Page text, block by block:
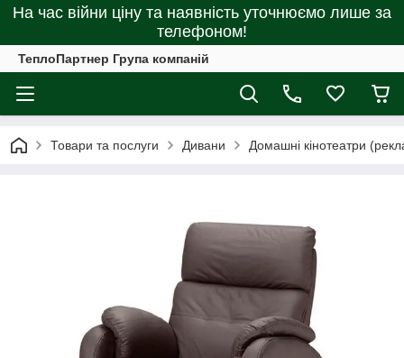
На час війни ціну та наявність уточнюємо лише за
телефоном!
ТеплоПартнер Група компаній
Товари та послуги Дивани Домашні кінотеатри